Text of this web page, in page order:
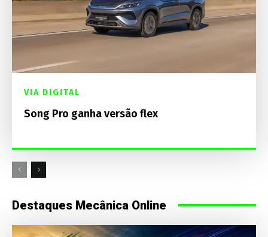
VIA DIGITAL
Song Pro ganha versão flex
Destaques Mecânica Online